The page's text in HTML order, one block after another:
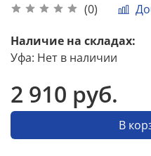
(0)
Наличие на складах:
Уфа: Нет в наличии
2 910 руб.
В